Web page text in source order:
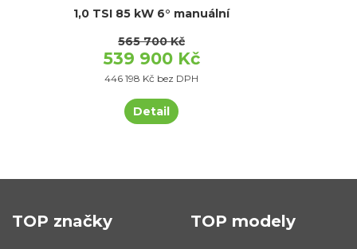
1,0 TSI 85 kW 6° manuální
565 700 Kč
539 900 Kč
446 198 Kč bez DPH
Detail
TOP značky TOP modely